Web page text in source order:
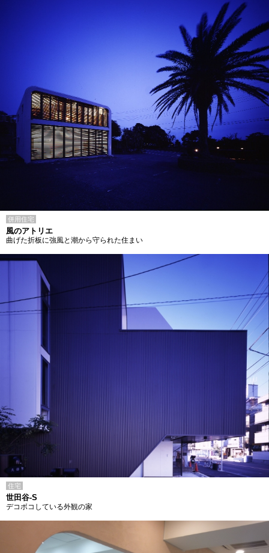
併用住宅
風のアトリエ
曲げた折板に強風と潮から守られた住まい
住宅
世田谷-S
デコボコしている外観の家